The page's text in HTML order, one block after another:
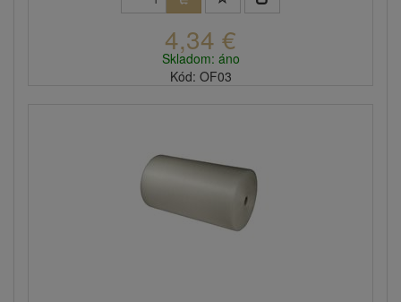
4,34 €
Skladom: áno
Kód: OF03